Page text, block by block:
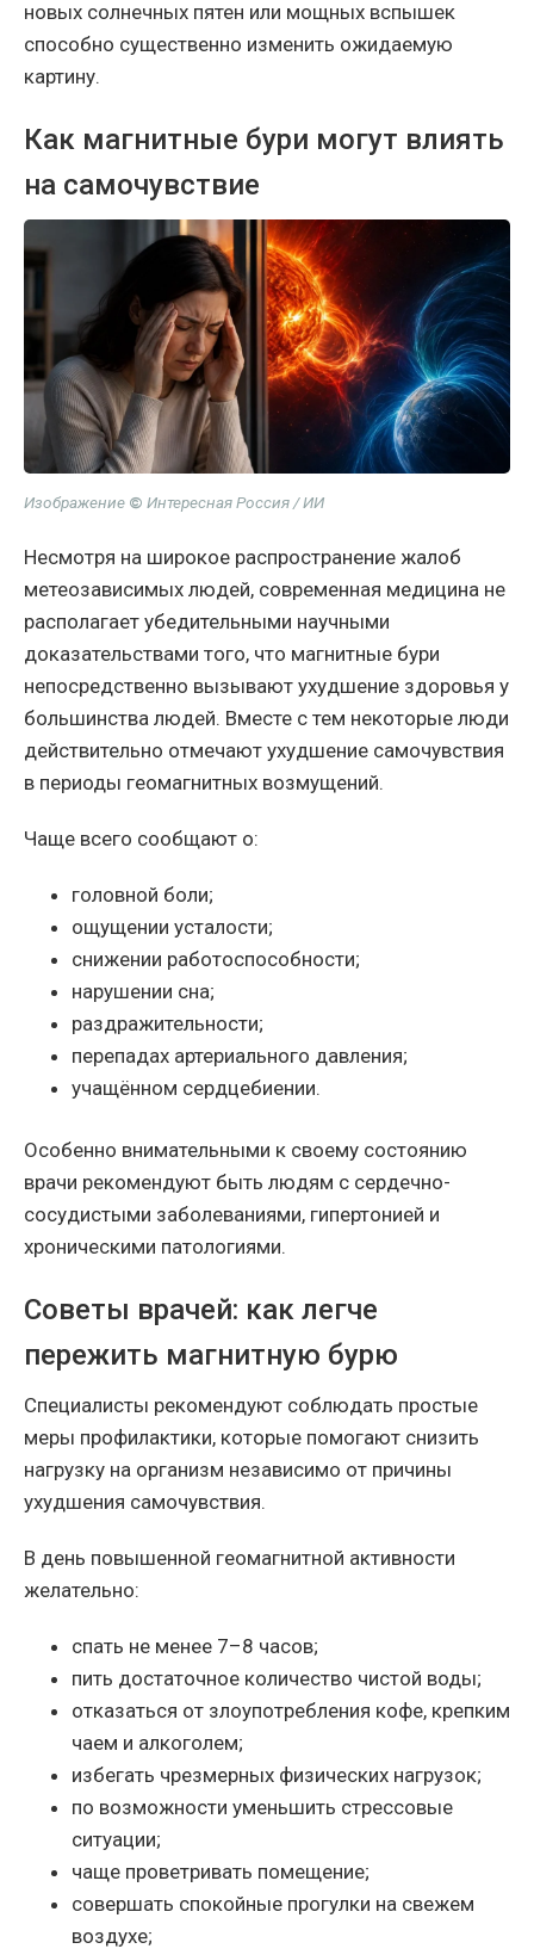
новых солнечных пятен или мощных вспышек
способно существенно изменить ожидаемую
картину.
Как магнитные бури могут влиять
на самочувствие
Изображение © Интересная Россия / ИИ
Несмотря на широкое распространение жалоб
метеозависимых людей, современная медицина не
располагает убедительными научными
доказательствами того, что магнитные бури
непосредственно вызывают ухудшение здоровья у
большинства людей. Вместе с тем некоторые люди
действительно отмечают ухудшение самочувствия
в периоды геомагнитных возмущений.
Чаще всего сообщают о:
головной боли;
ощущении усталости;
снижении работоспособности;
нарушении сна;
раздражительности;
перепадах артериального давления;
учащённом сердцебиении.
Особенно внимательными к своему состоянию
врачи рекомендуют быть людям с сердечно-
сосудистыми заболеваниями, гипертонией и
хроническими патологиями.
Советы врачей: как легче
пережить магнитную бурю
Специалисты рекомендуют соблюдать простые
меры профилактики, которые помогают снизить
нагрузку на организм независимо от причины
ухудшения самочувствия.
В день повышенной геомагнитной активности
желательно:
спать не менее 7–8 часов;
пить достаточное количество чистой воды;
отказаться от злоупотребления кофе, крепким
чаем и алкоголем;
избегать чрезмерных физических нагрузок;
по возможности уменьшить стрессовые
ситуации;
чаще проветривать помещение;
совершать спокойные прогулки на свежем
воздухе;